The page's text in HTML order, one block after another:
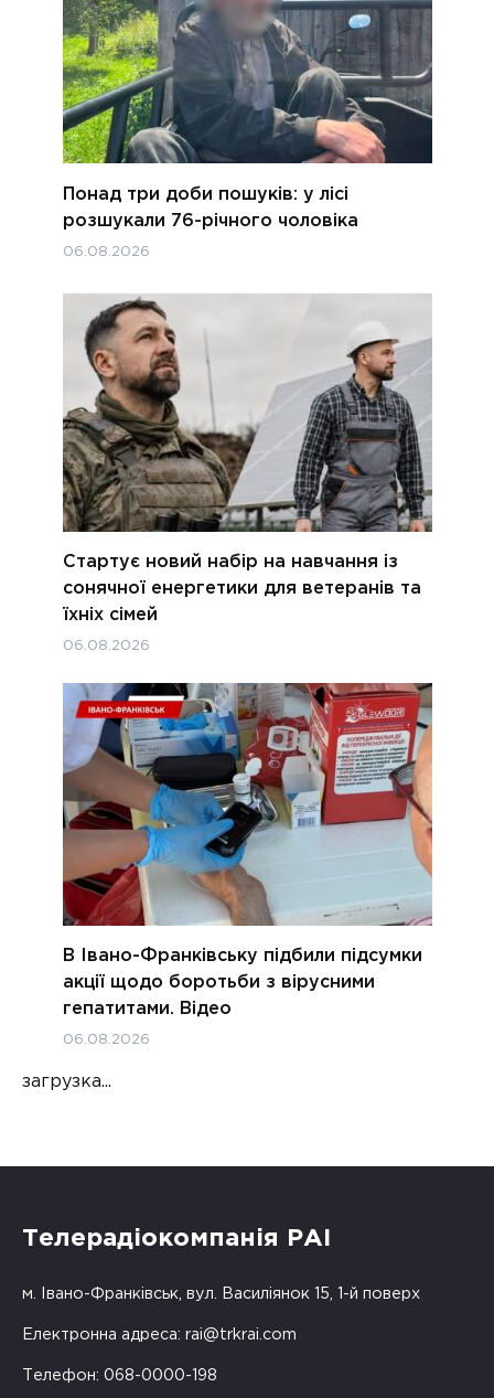
Понад три доби пошуків: у лісі
розшукали 76-річного чоловіка
06.08.2026
Стартує новий набір на навчання із
сонячної енергетики для ветеранів та
їхніх сімей
06.08.2026
В Івано-Франківську підбили підсумки
акції щодо боротьби з вірусними
гепатитами. Відео
06.08.2026
загрузка...
Телерадіокомпанія РАІ
м. Івано-Франківськ, вул. Василіянок 15, 1-й поверх
Електронна адреса: rai@trkrai.com
Телефон: 068-0000-198